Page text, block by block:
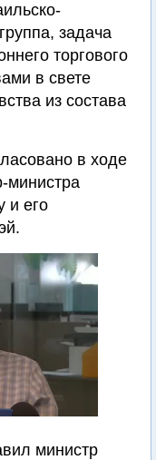
задача
торгового
в свете
из состава
в ходе
министра
и его
министр